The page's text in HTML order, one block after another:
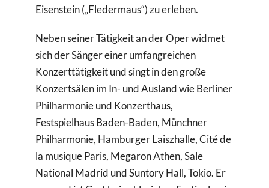
Eisenstein („Fledermaus“) zu erleben.
Neben seiner Tätigkeit an der Oper widmet
sich der Sänger einer umfangreichen
Konzerttätigkeit und singt in den große
Konzertsälen im In- und Ausland wie Berliner
Philharmonie und Konzerthaus,
Festspielhaus Baden-Baden, Münchner
Philharmonie, Hamburger Laiszhalle, Cité de
la musique Paris, Megaron Athen, Sale
National Madrid und Suntory Hall, Tokio. Er